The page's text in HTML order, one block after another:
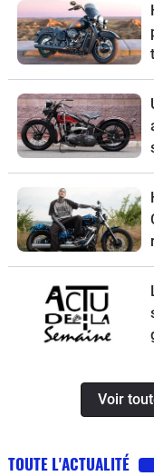
Voir
TOUTE L'ACTUALITÉ